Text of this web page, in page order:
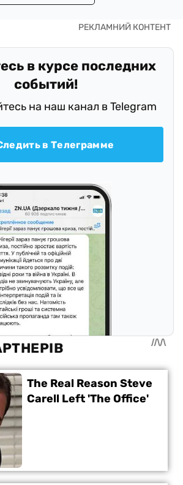
в курсе последних
событий!
на наш канал в Telegram
в Телеграмме